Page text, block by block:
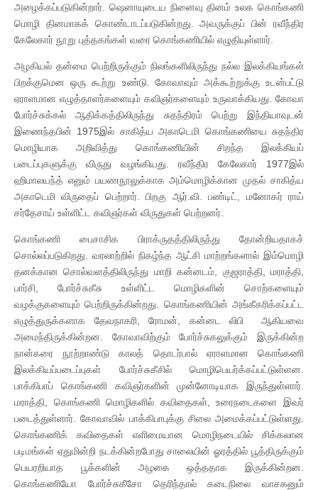
அழைக்கப்படுகின்றார். ஷெனாயுடைய நினைவு தினம் உலக கொங்கணி
மொழி தினமாகக் கொண்டாடப்படுகின்றது. அவருக்குப் பின் ரவீந்திர
கேலேகார் நூறு புத்தகங்கள் வரை கொங்கணியில் எழுதியுள்ளார்.
அழகியல் தன்மை பெற்றிருக்கும் நிலங்களிலிருந்து நல்ல இலக்கியங்கள்
பிறக்குமென ஒரு கூற்று உண்டு. கோவாவும் அக்கூற்றுக்கு உடன்பட்டு
ஏராளமான எழுத்தாளர்களையும் கவிஞர்களையும் உருவாக்கியது. கோவா
போர்ச்சுக்கல் ஆதிக்கத்திலிருந்து சுதந்திரம் பெற்று இந்தியாவுடன்
இணைந்தபின் 1975இல் சாகித்ய அகாடெமி கொங்கணியை சுதந்திர
மொழியாக அறிவித்து கொங்கணியின் சிறந்த இலக்கியப்
படைப்புகளுக்கு விருது வழங்கியது. ரவீந்திர கேலேகார் 1977இல்
ஹிமாலயந்த் எனும் பயணநூலுக்காக அம்மொழிக்கான முதல் சாகித்ய
அகாடெமி விருதைப் பெற்றார். பிறகு ஆர்.வி. பண்டிட், மனோகர் ராய்
சர்தேசாய் உள்ளிட்ட கவிஞர்கள் விருதுகள் பெற்றனர்.
கொங்கணி பைசாசிக பிராக்ருதத்திலிருந்து தோன்றியதாகச்
சொல்லப்படுகிறது. வரலாற்றில் நிகழ்ந்த ஆட்சி மாற்றங்களால் இம்மொழி
தனக்கான சொல்வளத்திலிருந்து மாறி கன்னடம், குஜராத்தி, மராத்தி,
பார்சி, போர்ச்சுகீசு உள்ளிட்ட மொழிகளின் சொற்களையும்
வழக்குகளையும் பெற்றிருக்கின்றது. கொங்கணியின் அங்கீகரிக்கப்பட்ட
எழுத்துருக்களாக தேவநாகரி, ரோமன், கன்னட லிபி ஆகியவை
அமைந்திருக்கின்றன. கோவாவிற்கும் போர்ச்சுகலுக்கும் இருக்கின்ற
நான்கரை நூற்றாண்டு காலத் தொடர்பால் ஏராளமான கொங்கணி
இலக்கியப்படைப்புகள் போர்ச்சுகீசில் மொழிபெயர்க்கப்பட்டுள்ளன.
பாக்கிபாப் கொங்கணி கவிஞர்களின் முன்னோடியாக இருந்துள்ளார்.
மராத்தி, கொங்கணி மொழிகளில் கவிதைகள், உரைநடைகளை இவர்
படைத்துள்ளார். கோவாவில் பாக்கிபாபுக்கு சிலை அமைக்கப்பட்டுள்ளது.
கொங்கணிக் கவிதைகள் எளிமையான மொழிநடையில் சிக்கலான
படிமங்கள் ஏதுமின்றி நடக்கின்றபோது சாலையின் ஓரத்தில் பூத்திருக்கும்
பெயரறியாத பூக்களின் அழகை ஒத்ததாக இருக்கின்றன.
கொங்கணியோ போர்ச்சுகீசோ தெரிந்தால் கடைநிலை வாசகனும்